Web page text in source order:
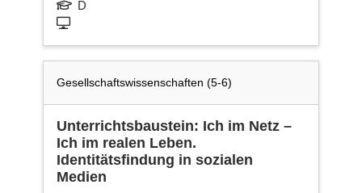
D
Gesellschaftswissenschaften (5-6)
Unterrichtsbaustein: Ich im Netz –
Ich im realen Leben.
Identitätsfindung in sozialen
Medien